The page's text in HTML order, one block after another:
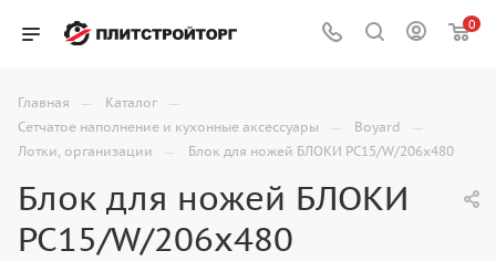
0
Главная — Каталог —
Сетчатое наполнение и кухонные аксессуары — Boyard —
Лотки, организации — Блок для ножей БЛОКИ PC15/W/206x480
Блок для ножей БЛОКИ
PC15/W/206x480